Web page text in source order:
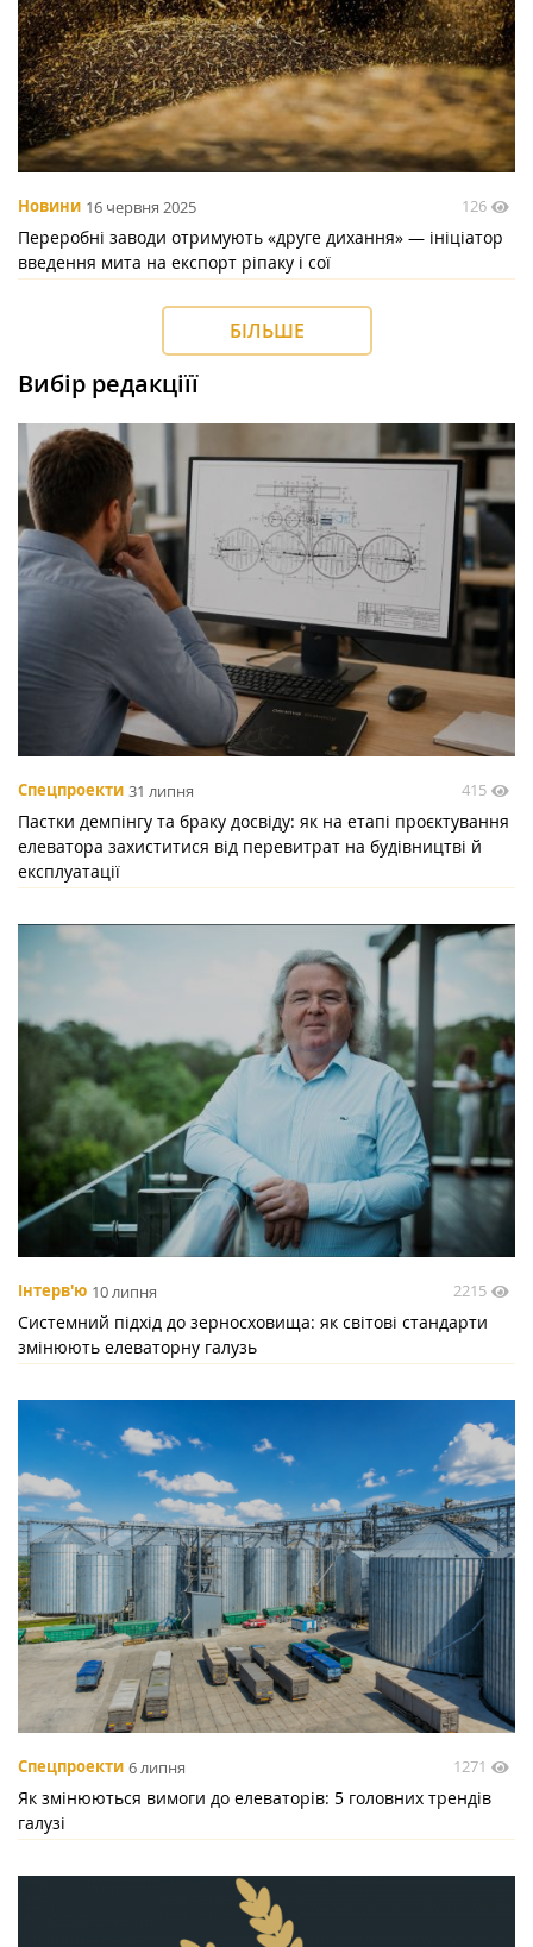
Новини 16 червня 2025 126
Переробні заводи отримують «друге дихання» — ініціатор
введення мита на експорт ріпаку і сої
БІЛЬШЕ
Вибір редакціїї
Спецпроекти 31 липня 415
Пастки демпінгу та браку досвіду: як на етапі проєктування
елеватора захиститися від перевитрат на будівництві й
експлуатації
Інтерв'ю 10 липня 2215
Системний підхід до зерносховища: як світові стандарти
змінюють елеваторну галузь
Спецпроекти 6 липня 1271
Як змінюються вимоги до елеваторів: 5 головних трендів
галузі